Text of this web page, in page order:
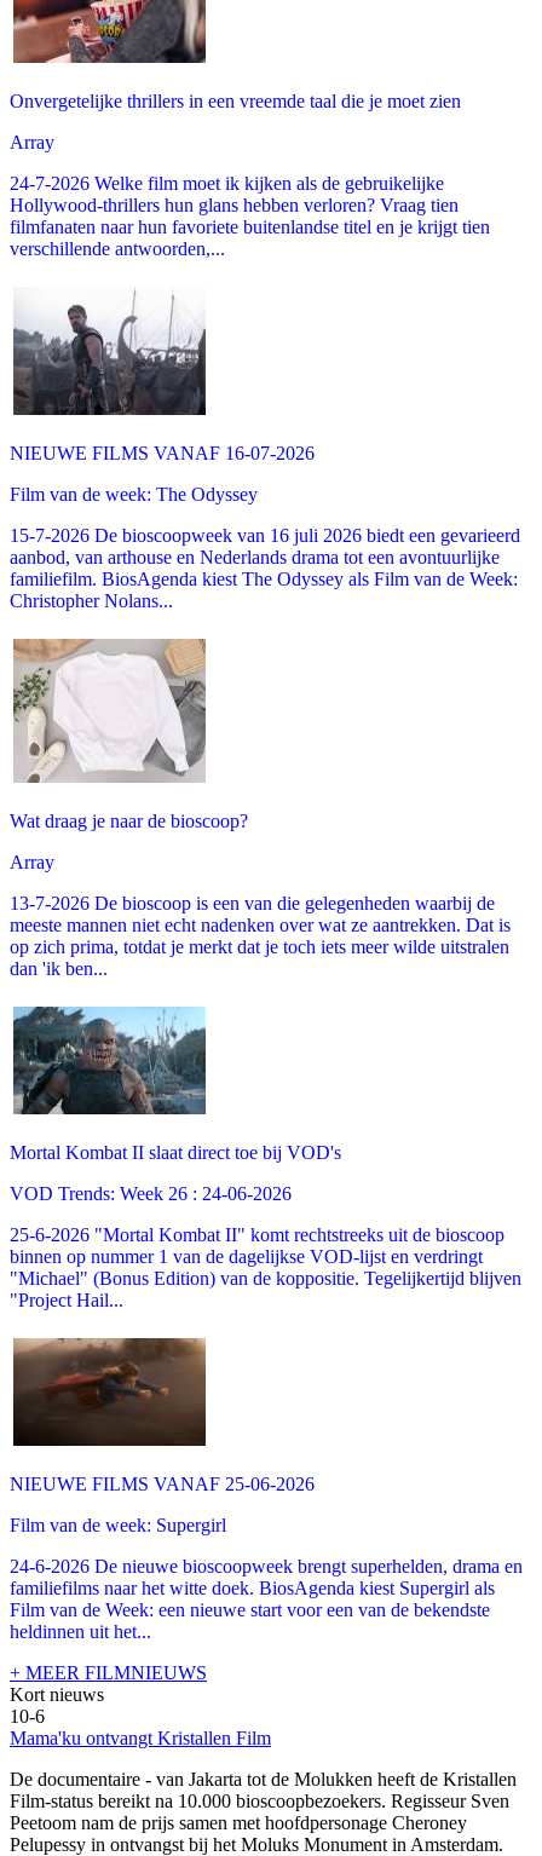
Onvergetelijke thrillers in een vreemde taal die je moet zien
Array
24-7-2026 Welke film moet ik kijken als de gebruikelijke
Hollywood-thrillers hun glans hebben verloren? Vraag tien
filmfanaten naar hun favoriete buitenlandse titel en je krijgt tien
verschillende antwoorden,...
NIEUWE FILMS VANAF 16-07-2026
Film van de week: The Odyssey
15-7-2026 De bioscoopweek van 16 juli 2026 biedt een gevarieerd
aanbod, van arthouse en Nederlands drama tot een avontuurlijke
familiefilm. BiosAgenda kiest The Odyssey als Film van de Week:
Christopher Nolans...
Wat draag je naar de bioscoop?
Array
13-7-2026 De bioscoop is een van die gelegenheden waarbij de
meeste mannen niet echt nadenken over wat ze aantrekken. Dat is
op zich prima, totdat je merkt dat je toch iets meer wilde uitstralen
dan 'ik ben...
Mortal Kombat II slaat direct toe bij VOD's
VOD Trends: Week 26 : 24-06-2026
25-6-2026 "Mortal Kombat II" komt rechtstreeks uit de bioscoop
binnen op nummer 1 van de dagelijkse VOD-lijst en verdringt
"Michael" (Bonus Edition) van de koppositie. Tegelijkertijd blijven
"Project Hail...
NIEUWE FILMS VANAF 25-06-2026
Film van de week: Supergirl
24-6-2026 De nieuwe bioscoopweek brengt superhelden, drama en
familiefilms naar het witte doek. BiosAgenda kiest Supergirl als
Film van de Week: een nieuwe start voor een van de bekendste
heldinnen uit het...
+ MEER FILMNIEUWS
Kort nieuws
10-6
Mama'ku ontvangt Kristallen Film
De documentaire - van Jakarta tot de Molukken heeft de Kristallen
Film-status bereikt na 10.000 bioscoopbezoekers. Regisseur Sven
Peetoom nam de prijs samen met hoofdpersonage Cheroney
Pelupessy in ontvangst bij het Moluks Monument in Amsterdam.